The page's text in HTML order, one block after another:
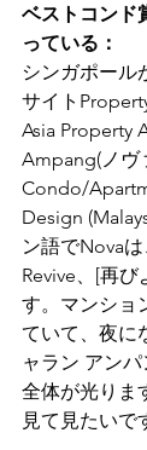
ベストコンド
っている：
シンガポール
サイト
Asia Property
Ampang(ノヴ
Condo/
Design
ン語でNovaは
Revive、[再
す。マンショ
ていて、夜に
ャラン アン
全体が光りま
見て見たいで